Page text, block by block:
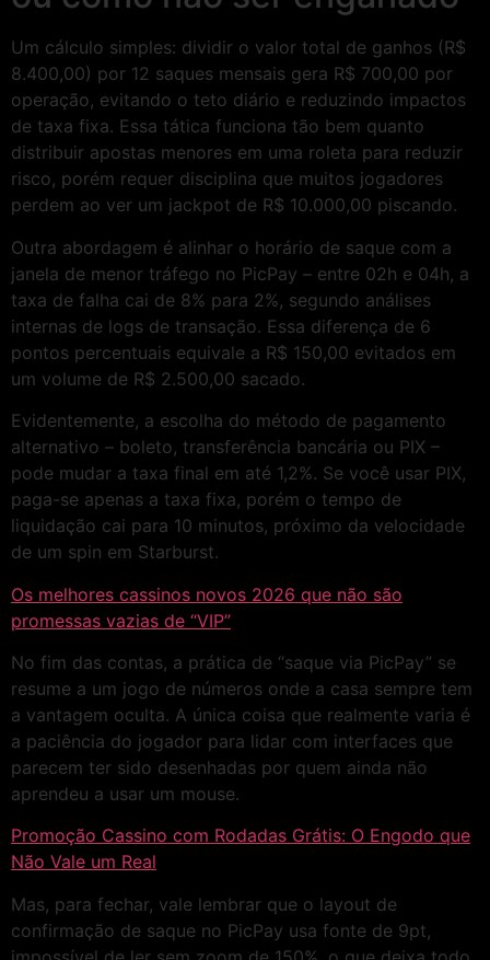
Um cálculo simples: dividir o valor total de ganhos (R$
8.400,00) por 12 saques mensais gera R$ 700,00 por
operação, evitando o teto diário e reduzindo impactos
de taxa fixa. Essa tática funciona tão bem quanto
distribuir apostas menores em uma roleta para reduzir
risco, porém requer disciplina que muitos jogadores
perdem ao ver um jackpot de R$ 10.000,00 piscando.
Outra abordagem é alinhar o horário de saque com a
janela de menor tráfego no PicPay – entre 02h e 04h, a
taxa de falha cai de 8% para 2%, segundo análises
internas de logs de transação. Essa diferença de 6
pontos percentuais equivale a R$ 150,00 evitados em
um volume de R$ 2.500,00 sacado.
Evidentemente, a escolha do método de pagamento
alternativo – boleto, transferência bancária ou PIX –
pode mudar a taxa final em até 1,2%. Se você usar PIX,
paga-se apenas a taxa fixa, porém o tempo de
liquidação cai para 10 minutos, próximo da velocidade
de um spin em Starburst.
Os melhores cassinos novos 2026 que não são
promessas vazias de “VIP”
No fim das contas, a prática de “saque via PicPay” se
resume a um jogo de números onde a casa sempre tem
a vantagem oculta. A única coisa que realmente varia é
a paciência do jogador para lidar com interfaces que
parecem ter sido desenhadas por quem ainda não
aprendeu a usar um mouse.
Promoção Cassino com Rodadas Grátis: O Engodo que
Não Vale um Real
Mas, para fechar, vale lembrar que o layout de
confirmação de saque no PicPay usa fonte de 9pt,